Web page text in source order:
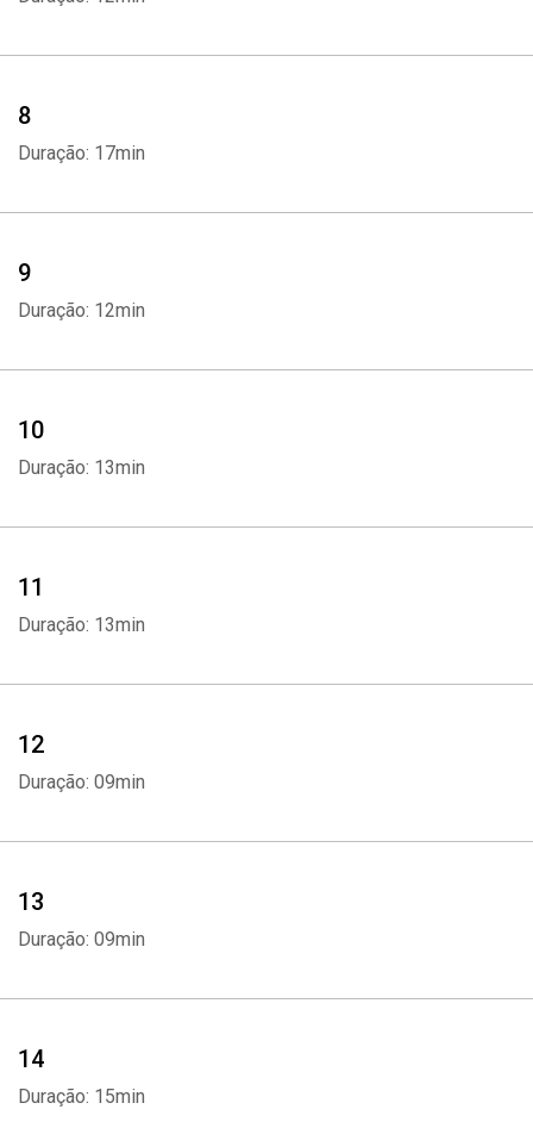
8
Duração: 17min
9
Duração: 12min
10
Duração: 13min
11
Duração: 13min
12
Duração: 09min
13
Duração: 09min
14
Duração: 15min
Whatsapp Facebook Twitter E-mail